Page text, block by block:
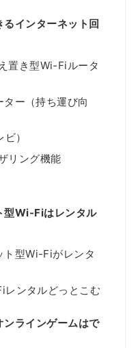
インターネット回
置き型Wi-Fiルータ
ー（持ち運び向
）
リング機能
型Wi-Fiはレンタル
ト型Wi-Fiがレンタ
レンタルどっとこむ
ンラインゲームはで